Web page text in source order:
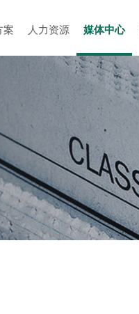
案 人力资源 媒体中心